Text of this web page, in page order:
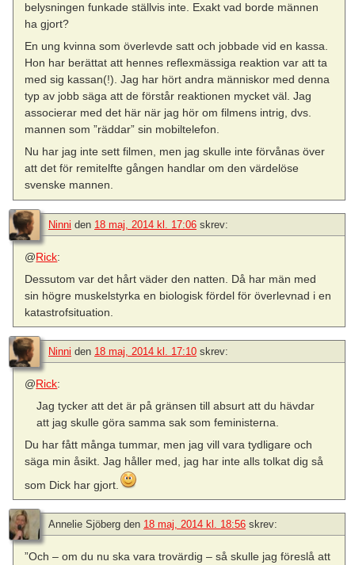
belysningen funkade ställvis inte. Exakt vad borde männen
ha gjort?
En ung kvinna som överlevde satt och jobbade vid en kassa.
Hon har berättat att hennes reflexmässiga reaktion var att ta
med sig kassan(!). Jag har hört andra människor med denna
typ av jobb säga att de förstår reaktionen mycket väl. Jag
associerar med det här när jag hör om filmens intrig, dvs.
mannen som ”räddar” sin mobiltelefon.
Nu har jag inte sett filmen, men jag skulle inte förvånas över
att det för remitelfte gången handlar om den värdelöse
svenske mannen.
Ninni den 18 maj, 2014 kl. 17:06 skrev:
@Rick:
Dessutom var det hårt väder den natten. Då har män med
sin högre muskelstyrka en biologisk fördel för överlevnad i en
katastrofsituation.
Ninni den 18 maj, 2014 kl. 17:10 skrev:
@Rick:
Jag tycker att det är på gränsen till absurt att du hävdar
att jag skulle göra samma sak som feministerna.
Du har fått många tummar, men jag vill vara tydligare och
säga min åsikt. Jag håller med, jag har inte alls tolkat dig så
som Dick har gjort.
Annelie Sjöberg den 18 maj, 2014 kl. 18:56 skrev:
”Och – om du nu ska vara trovärdig – så skulle jag föreslå att